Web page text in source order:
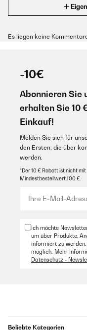
Es liegen keine
-10€
Abonnieren Sie
erhalten Sie 10
Einkauf!
Melden Sie sich für
den Ersten, die über
werden.
*Der 10 € Rabatt ist nicht
Mindestbestellwert 100 €.
Ich möchte
um über Produkte,
informiert zu
möglich. Mehr
Datenschutz -
Beliebte Kategorien